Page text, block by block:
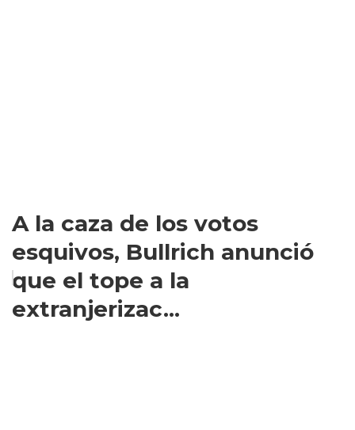
A la caza de los votos
esquivos, Bullrich anunció
que el tope a la
extranjerizac...